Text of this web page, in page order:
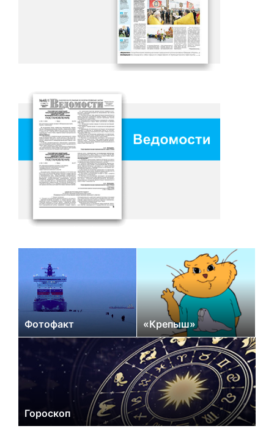
Фотофакт «Крепыш»
Гороскоп